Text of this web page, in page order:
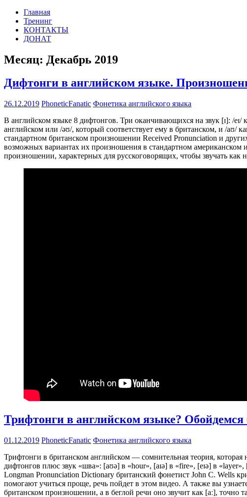
Перейти
содержимому
PHONETIC-
FANATIC.RU
Английская
фонетика
Главная
Тренинг
КОНТАКТЫ
ДОНАТ
Месяц: Декабрь 2019
Дифтонги в английском языке.
26.12.2019 PhoneticFanatic Фонетика английского языка
В английском языке 8 дифтонгов. Три оканчивающихся на звук [ɪ]: /eɪ/
английском или /əʊ/, который соответствует ему в британском, и /aʊ/
стандартном британском произношении Received Pronunciation и
возможных вариантах их произношения в стандартном американском
произношении, характерных для русскоговорящих, чтобы звучать как
Трифтонги в английском языке? Обойдемся
01.12.2019 PhoneticFanatic Фонетика английского языка
Трифтонги в британском английском — сомнительная теория,
дифтонгов плюс звук «шва»: [aʊə] в «hour», [aɪə] в «fire», [eɪə] в
Longman Pronunciation Dictionary британский фонетист John C. Wells
помогают учиться проще, речь пойдет в этом видео. А также вы
британском произношении, а в беглой речи оно звучит как [aː], точно